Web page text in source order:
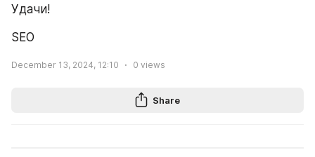
Удачи!
SEO
December 13, 2024, 12:10 0 views
Share